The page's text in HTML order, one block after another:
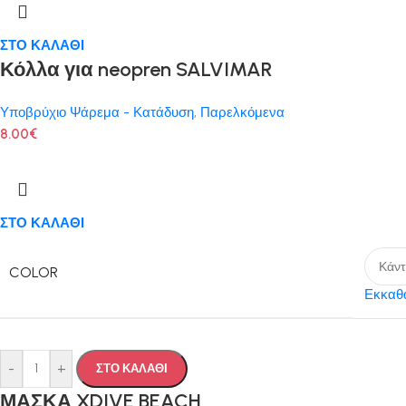
ΣΤΟ ΚΑΛΑΘΙ
Κόλλα για neopren SALVIMAR
Υποβρύχιο Ψάρεμα - Κατάδυση, Παρελκόμενα
8.00€
ΣΤΟ ΚΑΛΑΘΙ
COLOR
- + ΣΤΟ ΚΑΛΑΘΙ